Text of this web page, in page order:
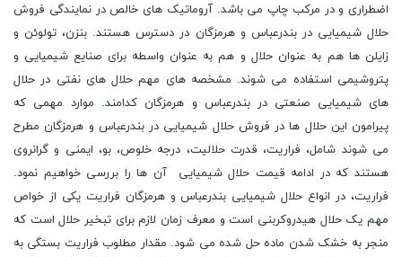
اضطراری و در مرکب چاپ می باشد. آروماتیک های خالص در نمایندگی فروش
حلال شیمیایی در بندرعباس و هرمزگان در دسترس هستند. بنزن، تولوئن و
زایلن ها هم به عنوان حلال و هم به عنوان واسطه برای صنایع شیمیایی و
پتروشیمی استفاده می شوند. مشخصه های مهم حلال های نفتی در حلال
های شیمیایی صنعتی در بندرعباس و هرمزگان کدامند. موارد مهمی که
پیرامون این حلال ها در فروش حلال شیمیایی در بندرعباس و هرمزگان مطرح
می شوند شامل، فراریت، قدرت حلالیت، درجه خلوص، بو، ایمنی و گرانروی
هستند که در ادامه قیمت حلال شیمیایی آن ها را بررسی خواهیم نمود.
فراریت، در انواع حلال شیمیایی بندرعباس و هرمزگان فراریت یکی از خواص
مهم یک حلال هیدروکربنی است و معرف زمان لازم برای تبخیر حلال است که
منجر به خشک شدن ماده حل شده می شود. مقدار مطلوب فراریت بستگی به